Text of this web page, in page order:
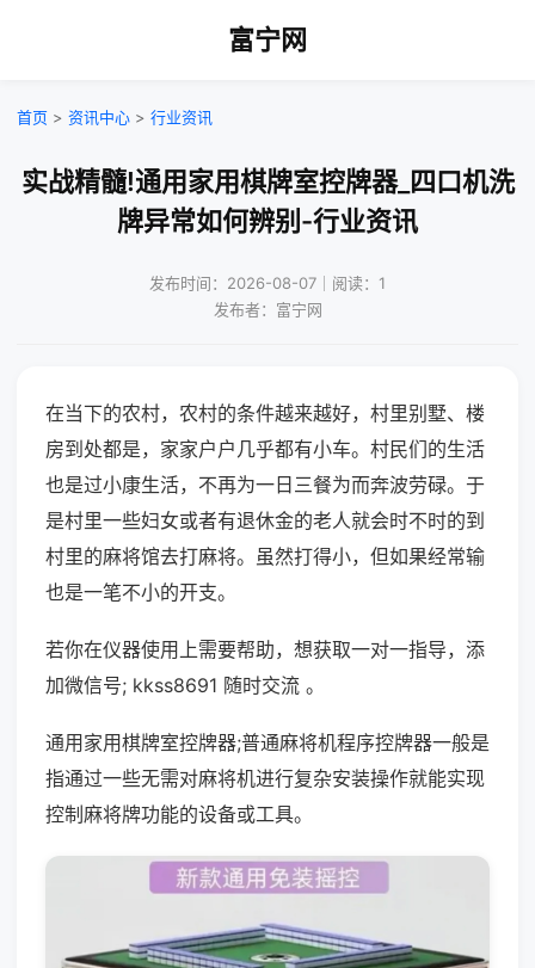
富宁网
首页 > 资讯中心 > 行业资讯
实战精髓!通用家用棋牌室控牌器_四口机洗
牌异常如何辨别-行业资讯
发布时间：2026-08-07｜阅读：1
发布者：富宁网
在当下的农村，农村的条件越来越好，村里别墅、楼
房到处都是，家家户户几乎都有小车。村民们的生活
也是过小康生活，不再为一日三餐为而奔波劳碌。于
是村里一些妇女或者有退休金的老人就会时不时的到
村里的麻将馆去打麻将。虽然打得小，但如果经常输
也是一笔不小的开支。
若你在仪器使用上需要帮助，想获取一对一指导，添
加微信号; kkss8691 随时交流 。
通用家用棋牌室控牌器;普通麻将机程序控牌器一般是
指通过一些无需对麻将机进行复杂安装操作就能实现
控制麻将牌功能的设备或工具。